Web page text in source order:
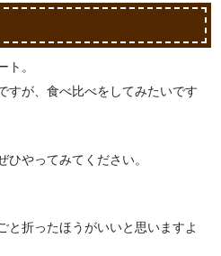
ト。
すが、食べ比べをしてみたいです
ひやってみてください。
折ったほうがいいと思いますよ